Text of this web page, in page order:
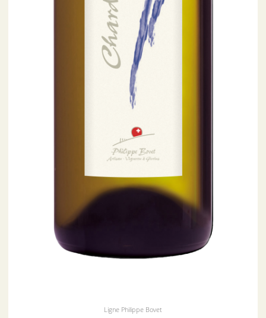
Ligne Philippe Bovet